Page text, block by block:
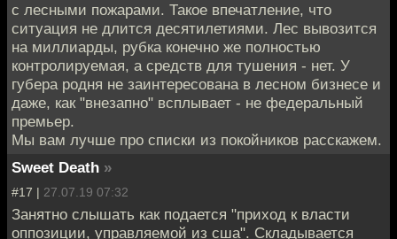
с лесными пожарами. Такое впечатление, что
ситуация не длится десятилетиями. Лес вывозится
на миллиарды, рубка конечно же полностью
контролируемая, а средств для тушения - нет. У
губера родня не заинтересована в лесном бизнесе и
даже, как "внезапно" всплывает - не федеральный
премьер.
Мы вам лучше про списки из покойников расскажем.
Sweet Death »
#17 | 27.07.19 07:32
Занятно слышать как подается "приход к власти
оппозиции, управляемой из сша". Складывается